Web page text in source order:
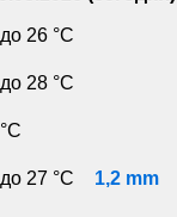
26 °C
28 °C
27 °C 1,2 mm